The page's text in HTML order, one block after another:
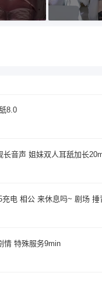
8.0
长音声 姐妹双人耳舐加长
充电 相公 来休息吗~ 剧场
情 特殊服务9min
发布内容，请购买会员或